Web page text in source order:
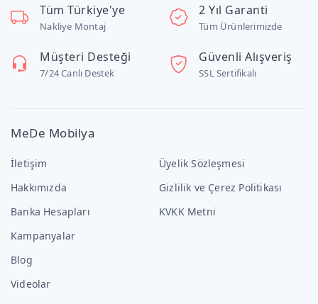
Tüm Türkiye'ye
Nakliye Montaj
2 Yıl Garanti
Tüm Ürünlerimizde
Müşteri Desteği
7/24 Canlı Destek
Güvenli Alışveriş
SSL Sertifikalı
MeDe Mobilya
İletişim
Hakkımızda
Banka Hesapları
Kampanyalar
Blog
Videolar
Üyelik Sözleşmesi
Gizlilik ve Çerez Politikası
KVKK Metni